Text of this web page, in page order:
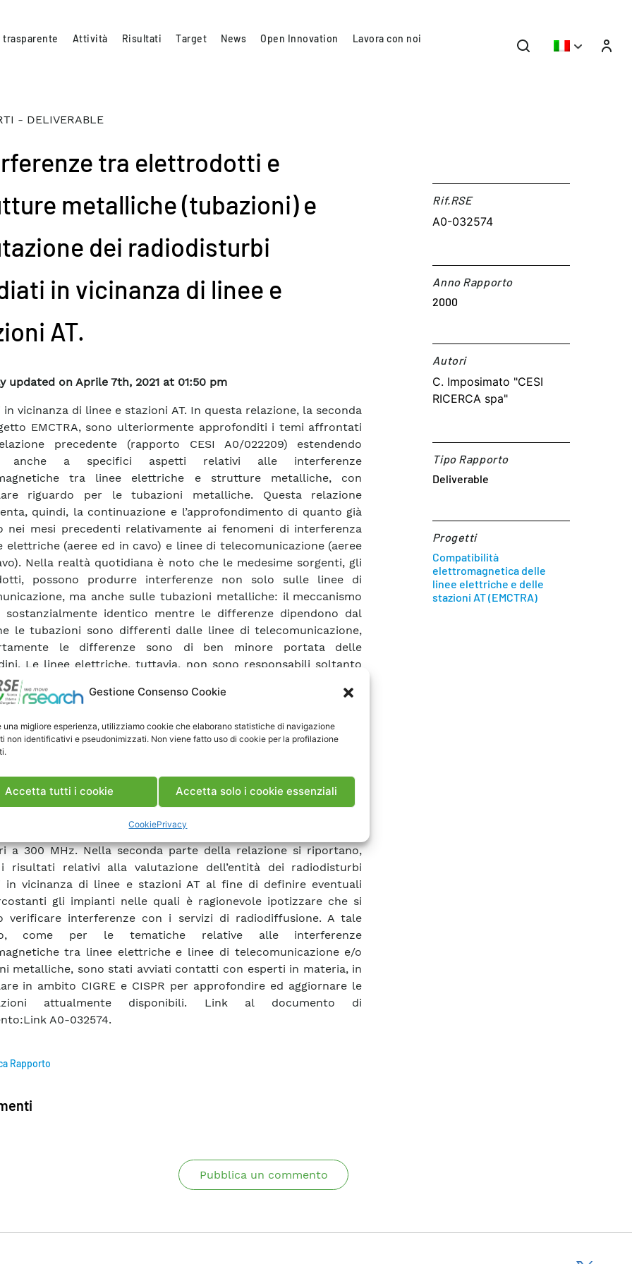
Gestione Consenso Cookie
una migliore esperienza, utilizziamo cookie che elaborano statistiche di navigazione
non identificativi e pseudonimizzati. Non viene fatto uso di cookie per la profilazione
Accetta tutti i cookie Accetta solo i cookie essenziali
CookiePrivacy
trasparente Attività Risultati Target News Open Innovation Lavora con noi
- DELIVERABLE
tra elettrodotti e
metalliche (tubazioni) e
dei radiodisturbi
in vicinanza di linee e
AT.
updated on Aprile 7th, 2021 at 01:50 pm
vicinanza di linee e stazioni AT. In questa relazione, la seconda
EMCTRA, sono ulteriormente approfonditi i temi affrontati
precedente (rapporto CESI A0/022209) estendendo
anche a specifici aspetti relativi alle interferenze
tra linee elettriche e strutture metalliche, con
riguardo per le tubazioni metalliche. Questa relazione
quindi, la continuazione e l’approfondimento di quanto già
nei mesi precedenti relativamente ai fenomeni di interferenza
elettriche (aeree ed in cavo) e linee di telecomunicazione (aeree
Nella realtà quotidiana è noto che le medesime sorgenti, gli
possono produrre interferenze non solo sulle linee di
ma anche sulle tubazioni metalliche: il meccanismo
sostanzialmente identico mentre le differenze dipendono dal
le tubazioni sono differenti dalle linee di telecomunicazione,
le differenze sono di ben minore portata delle
Le linee elettriche, tuttavia, non sono responsabili soltanto
di interferenza a frequenza di rete, ma sono anche in grado
“radiodisturbi” sulle trasmissioni radio in modulazione di
televisive e radio in modulazione di frequenza, nel range di
compreso tra 30 MHz e 300 MHz, in presenza di fenomeni
lungo i conduttori dovute all’effetto corona, • pre-scariche sugli
• scariche nei cattivi contatti fra parti metalliche o tra metalli
si considerano normalmente trascurabili per frequenze
a 300 MHz. Nella seconda parte della relazione si riportano,
risultati relativi alla valutazione dell’entità dei radiodisturbi
in vicinanza di linee e stazioni AT al fine di definire eventuali
gli impianti nelle quali è ragionevole ipotizzare che si
verificare interferenze con i servizi di radiodiffusione. A tale
come per le tematiche relative alle interferenze
tra linee elettriche e linee di telecomunicazione e/o
metalliche, sono stati avviati contatti con esperti in materia, in
in ambito CIGRE e CISPR per approfondire ed aggiornare le
attualmente disponibili. Link al documento di
A0-032574.
Rapporto
Rif.RSE​
A0-032574
Anno Rapporto
2000
Autori​
C. Imposimato "CESI
RICERCA spa"
Tipo Rapporto
Deliverable
Progetti
Compatibilità
elettromagnetica delle
linee elettriche e delle
stazioni AT (EMCTRA)
Pubblica un commento